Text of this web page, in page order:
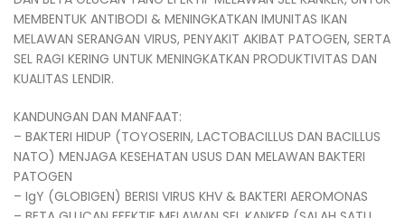
MEMBENTUK ANTIBODI & MENINGKATKAN IMUNITAS IKAN
MELAWAN SERANGAN VIRUS, PENYAKIT AKIBAT PATOGEN, SERTA
SEL RAGI KERING UNTUK MENINGKATKAN PRODUKTIVITAS DAN
KUALITAS LENDIR.
KANDUNGAN DAN MANFAAT:
– BAKTERI HIDUP (TOYOSERIN, LACTOBACILLUS DAN BACILLUS
NATO) MENJAGA KESEHATAN USUS DAN MELAWAN BAKTERI
PATOGEN
– IgY (GLOBIGEN) BERISI VIRUS KHV & BAKTERI AEROMONAS